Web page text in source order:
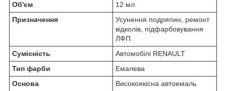
Об'єм
12 мл
Призначення
Усунення подряпин, ремонт
відколів, підфарбовування
ЛФП
Сумісність
Автомобілі RENAULT
Тип фарби
Емалева
Основа
Високоякісна автоемаль